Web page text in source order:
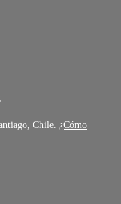
Chile. ¿Cómo